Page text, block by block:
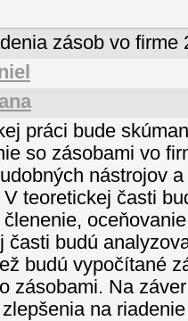
zásob vo firme
práci bude
so zásobami vo
nástrojov
teoretickej časti
časti budú
budú vypočítané
zásobami. Na
na